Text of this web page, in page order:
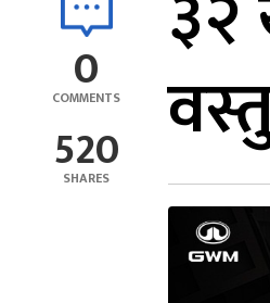
0
COMMENTS
520
SHARES